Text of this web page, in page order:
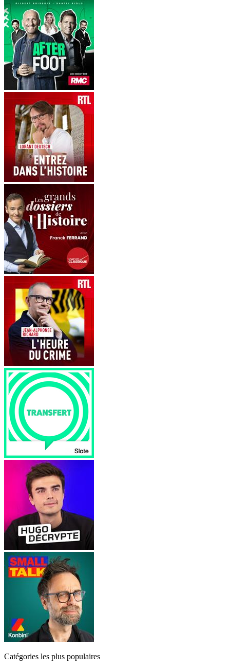
Catégories les plus populaires